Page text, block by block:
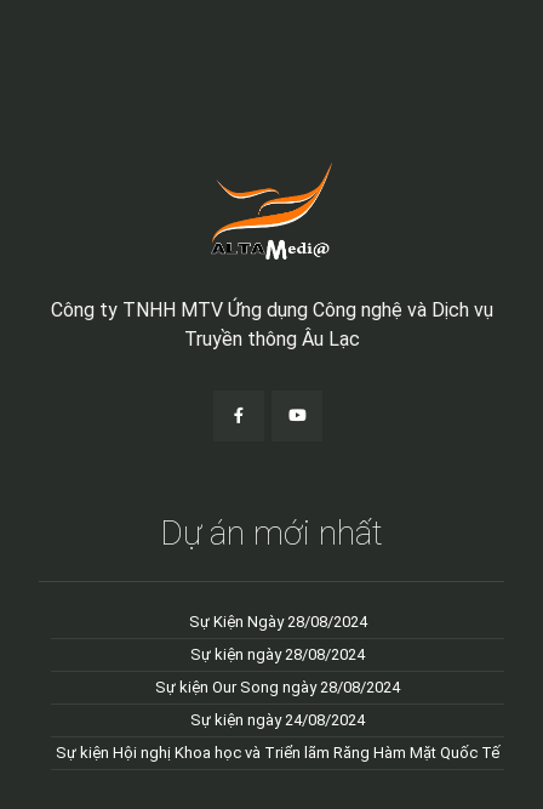
Công ty TNHH MTV Ứng dụng Công nghệ và Dịch vụ
Truyền thông Âu Lạc
Dự án mới nhất
Sự Kiện Ngày 28/08/2024
Sự kiện ngày 28/08/2024
Sự kiện Our Song ngày 28/08/2024
Sự kiện ngày 24/08/2024
Sự kiện Hội nghị Khoa học và Triển lãm Răng Hàm Mặt Quốc Tế